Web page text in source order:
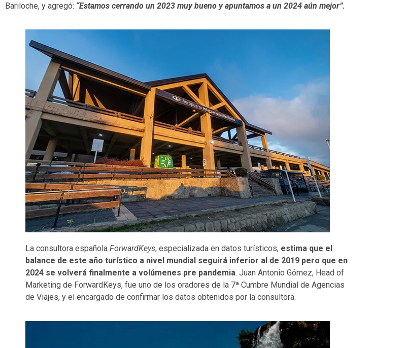
Bariloche, y agregó: “Estamos cerrando un 2023 muy bueno y apuntamos a un 2024 aún mejor”.
La consultora española ForwardKeys, especializada en datos turísticos, estima que el
balance de este año turístico a nivel mundial seguirá inferior al de 2019 pero que en
2024 se volverá finalmente a volúmenes pre pandemia. Juan Antonio Gómez, Head of
Marketing de ForwardKeys, fue uno de los oradores de la 7ª Cumbre Mundial de Agencias
de Viajes, y el encargado de confirmar los datos obtenidos por la consultora.